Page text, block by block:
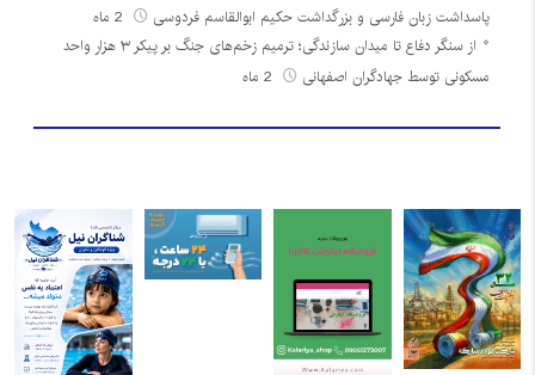
پاسداشت زبان فارسی و بزرگداشت حکیم ابوالقاسم فردوسی
از سنگر دفاع تا میدان سازندگی؛ ترمیم زخم‌های جنگ بر پیکر ۳ هزار واحد
مسکونی توسط جهادگران اصفهانی